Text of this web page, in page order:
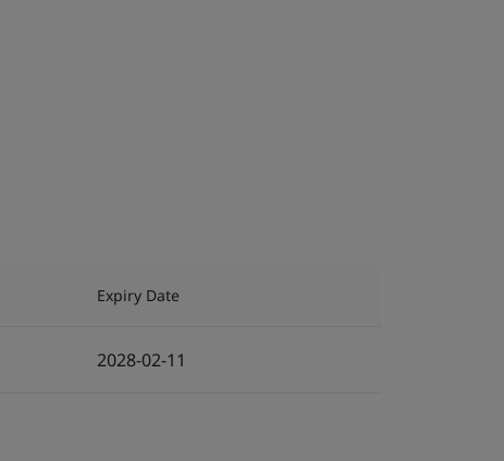
Expiry Date
2028-02-11